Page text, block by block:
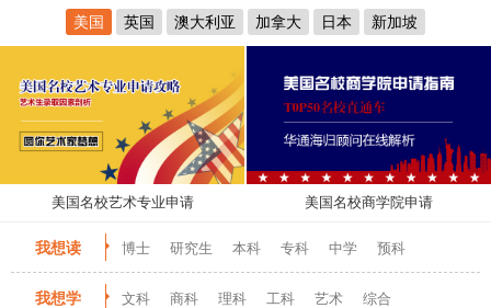
美国
英国 澳大利亚 加拿大 日本 新加坡
美国名校艺术专业申请 美国名校商学院申请
我想读 博士 研究生 本科 专科 中学 预科
我想学 文科 商科 理科 工科 艺术 综合